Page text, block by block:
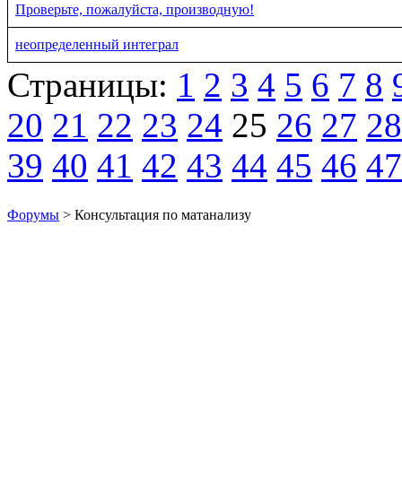
Проверьте, пожалуйста, производную!
неопределенный интеграл
Страницы: 1 2 3 4 5 6 7 8
20 21 22 23 24 25 26 27 28
39 40 41 42 43 44 45 46 47
Форумы > Консультация по матанализу